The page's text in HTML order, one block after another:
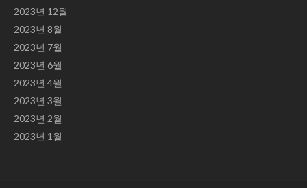
2023년 12월
2023년 8월
2023년 7월
2023년 6월
2023년 4월
2023년 3월
2023년 2월
2023년 1월